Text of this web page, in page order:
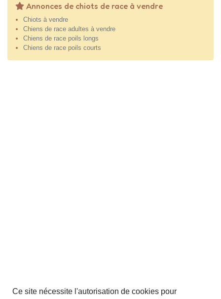
Ce site nécessite l'autorisation de cookies pour
Annonces de chiots de race à vendre
Chiots à vendre
Chiens de race adultes à vendre
Chiens de race poils longs
Chiens de race poils courts